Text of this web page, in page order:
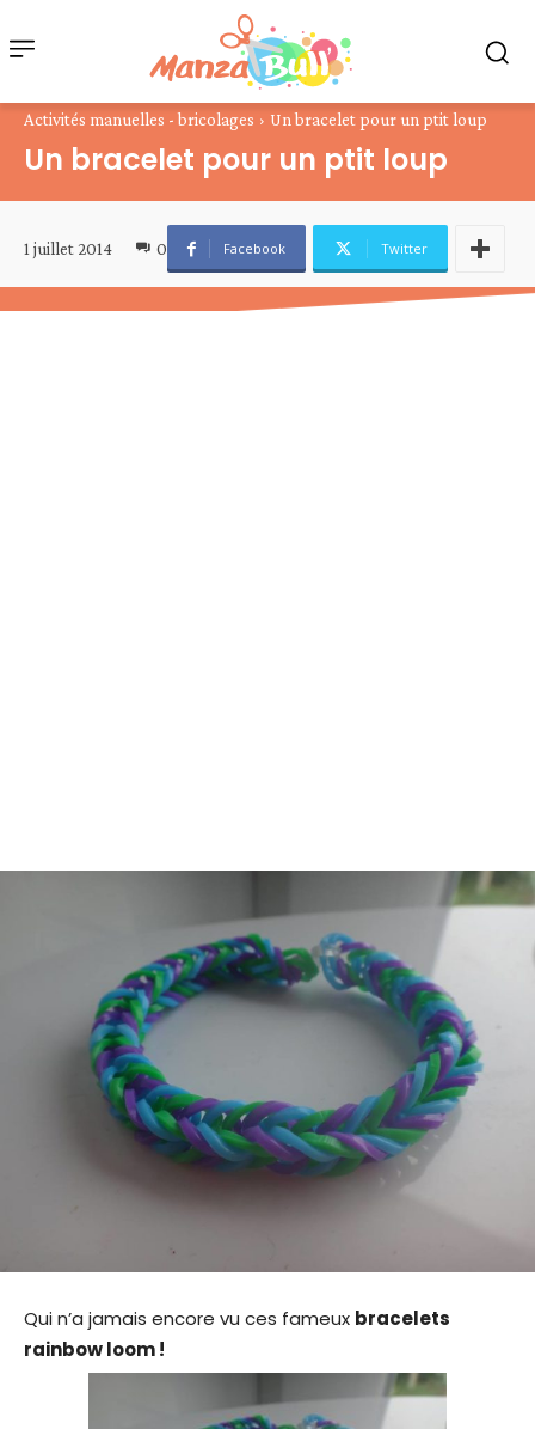
Activités manuelles - bricolages Un bracelet pour un ptit loup
Un bracelet pour un ptit loup
1 juillet 2014 0 Facebook Twitter
Qui n’a jamais encore vu ces fameux bracelets
rainbow loom !